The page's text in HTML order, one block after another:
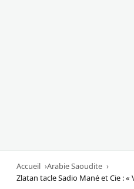
Accueil
Arabie Saoudite
Zlatan tacle Sadio Mané et Cie :